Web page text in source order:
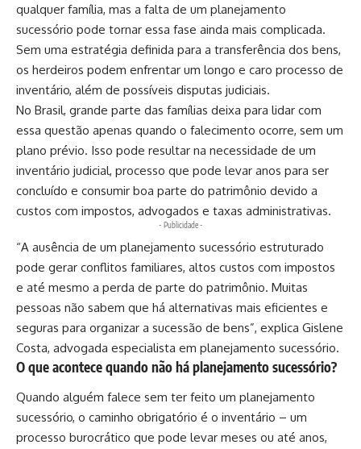
qualquer família, mas a falta de um planejamento
sucessório pode tornar essa fase ainda mais complicada.
Sem uma estratégia definida para a transferência dos bens,
os herdeiros podem enfrentar um longo e caro processo de
inventário, além de possíveis disputas judiciais.
No Brasil, grande parte das famílias deixa para lidar com
essa questão apenas quando o falecimento ocorre, sem um
plano prévio. Isso pode resultar na necessidade de um
inventário judicial, processo que pode levar anos para ser
concluído e consumir boa parte do patrimônio devido a
custos com impostos, advogados e taxas administrativas.
- Publicidade -
“A ausência de um planejamento sucessório estruturado
pode gerar conflitos familiares, altos custos com impostos
e até mesmo a perda de parte do patrimônio. Muitas
pessoas não sabem que há alternativas mais eficientes e
seguras para organizar a sucessão de bens”, explica Gislene
Costa, advogada especialista em planejamento sucessório.
O que acontece quando não há planejamento sucessório?
Quando alguém falece sem ter feito um planejamento
sucessório, o caminho obrigatório é o inventário – um
processo burocrático que pode levar meses ou até anos,